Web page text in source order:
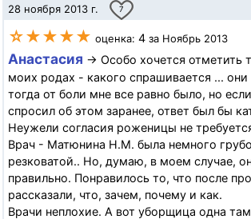
28 ноября 2013 г. 7
☆★★★★ оценка: 4 за Ноябрь 2013
Анастасия → Особо хочется отметить
моих родах - какого спрашивается ...
тогда от боли мне все равно было, но
спросил об этом заранее, ответ был бы
Неужели согласия роженицы не
Врач - Матюнина Н.М. была немного
резковатой.. Но, думаю, в моем случае,
правильно. Понравилось то, что после
рассказали, что, зачем, почему и как.
Врачи неплохие. А вот уборщица одна